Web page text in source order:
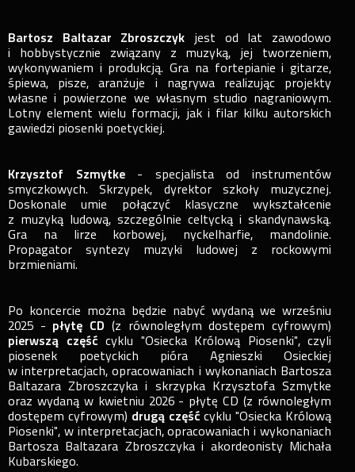
Bartosz Baltazar Zbroszczyk jest od lat zawodowo
i hobbystycznie związany z muzyką, jej tworzeniem,
wykonywaniem i produkcją. Gra na fortepianie i gitarze,
śpiewa, pisze, aranżuje i nagrywa realizując projekty
własne i powierzone we własnym studio nagraniowym.
Lotny element wielu formacji, jak i filar kilku autorskich
gawiedzi piosenki poetyckiej.
Krzysztof Szmytke- specjalista od instrumentów
smyczkowych. Skrzypek, dyrektor szkoły muzycznej.
Doskonale umie połączyć klasyczne wykształcenie
z muzyką ludową, szczególnie celtycką i skandynawską.
Gra na lirze korbowej, nyckelharfie, mandolinie.
Propagator syntezy muzyki ludowej z rockowymi
brzmieniami.
Po koncercie można będzie nabyć wydaną we wrześniu
2025 - płytę CD (z równoległym dostępem cyfrowym)
pierwszą część cyklu "Osiecka Królową Piosenki", czyli
piosenek poetyckich pióra Agnieszki Osieckiej
w interpretacjach, opracowaniach i wykonaniach Bartosza
Baltazara Zbroszczyka i skrzypka Krzysztofa Szmytke
oraz wydaną w kwietniu 2026 - płytę CD (z równoległym
dostępem cyfrowym) drugą część cyklu "Osiecka Królową
Piosenki", w interpretacjach, opracowaniach i wykonaniach
Bartosza Baltazara Zbroszczyka i akordeonisty Michała
Kubarskiego.